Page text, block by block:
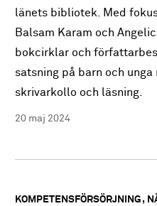
länets bibliotek. Med
Balsam Karam och
bokcirklar och
satsning på barn och
skrivarkollo och läsning.
20 maj 2024
KOMPETENSFÖRSÖRJNING